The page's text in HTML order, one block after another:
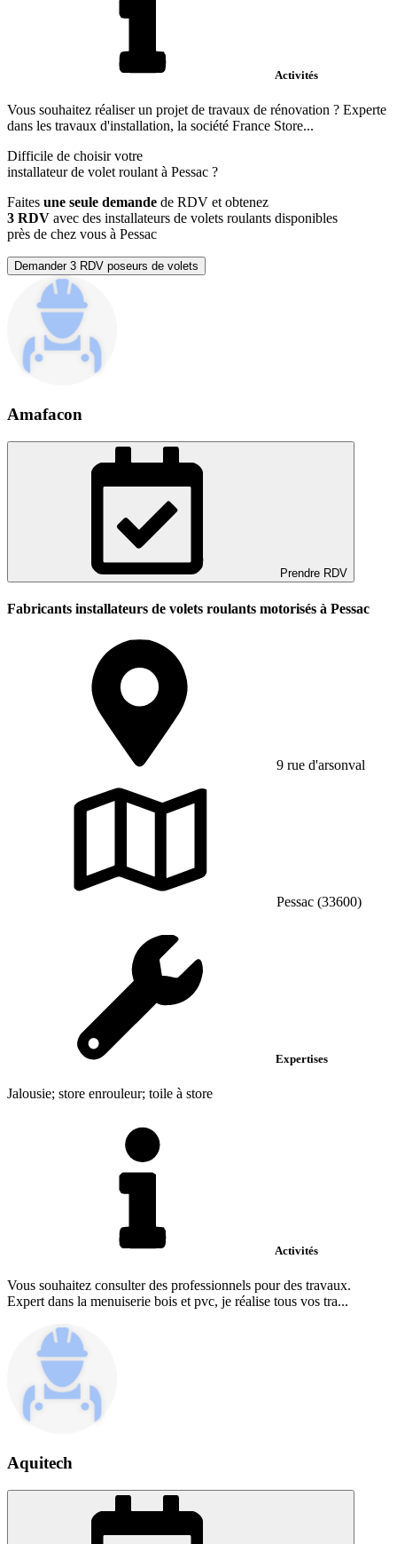
Activités
Vous souhaitez réaliser un projet de travaux de rénovation ? Experte
dans les travaux d'installation, la société France Store...
Difficile de choisir votre
installateur de volet roulant à Pessac ?
Faites une seule demande de RDV et obtenez
3 RDV avec des installateurs de volets roulants disponibles
près de chez vous à Pessac
Demander 3 RDV poseurs de volets
Amafacon
Prendre RDV
Fabricants installateurs de volets roulants motorisés à Pessac
9 rue d'arsonval
Pessac (33600)
Expertises
Jalousie; store enrouleur; toile à store
Activités
Vous souhaitez consulter des professionnels pour des travaux.
Expert dans la menuiserie bois et pvc, je réalise tous vos tra...
Aquitech